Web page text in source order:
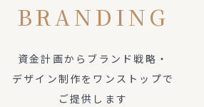
BRANDING
資金計画からブランド戦略・
デザイン制作をワンストップで
ご提供します